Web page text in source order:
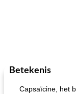
Betekenis
Capsaïcine, het